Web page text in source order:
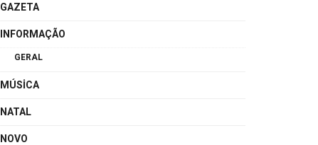
GAZETA
INFORMAÇÃO
GERAL
MÚSICA
NATAL
NOVO